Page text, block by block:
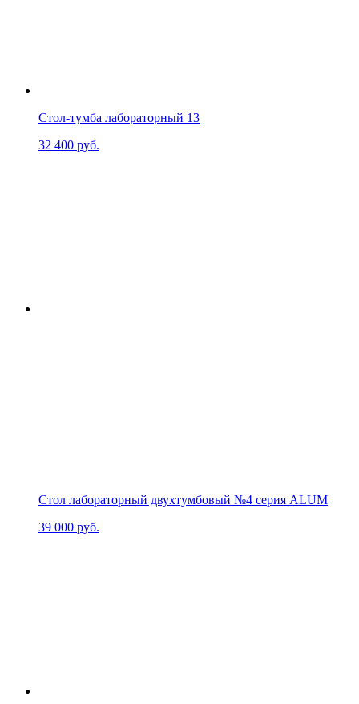
Стол-тумба лабораторный 13
32 400 руб.
Стол лабораторный двухтумбовый №4 серия ALUM
39 000 руб.